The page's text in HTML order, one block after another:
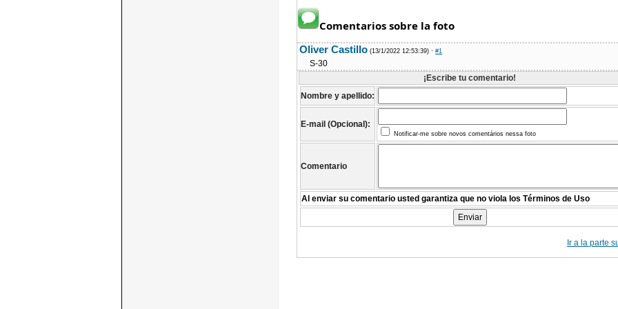
Comentarios sobre la foto
Oliver Castillo (13/1/2022 12:53:39) ·#1
S-30
¡Escribe tu comentario!
Nombre y apellido:
E-mail (Opcional):
Notificar-me sobre novos comentários nessa foto
Comentario
Al enviar su comentario usted garantiza que no viola los Términos de Uso
Ir a la parte